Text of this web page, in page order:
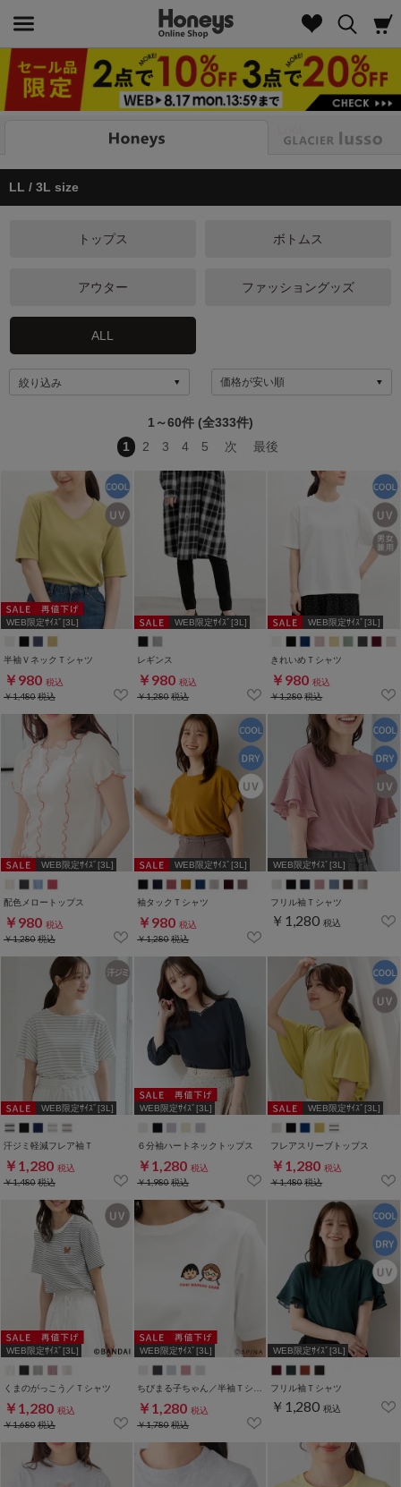
LL / 3L size
トップス ボトムス
アウター ファッショングッズ
ALL
絞り込み
1～60件 (全333件)
1
2 3 4 5 次 最後
WEB限定ｻｲｽﾞ[3L]
半袖ＶネックＴシャツ
￥980 税込
￥1,480税込
WEB限定ｻｲｽﾞ[3L]
レギンス
￥980 税込
￥1,280税込
WEB限定ｻｲｽﾞ[3L]
きれいめＴシャツ
￥980 税込
￥1,280税込
WEB限定ｻｲｽﾞ[3L]
配色メロートップス
￥980 税込
￥1,280税込
WEB限定ｻｲｽﾞ[3L]
袖タックＴシャツ
￥980 税込
￥1,280税込
WEB限定ｻｲｽﾞ[3L]
フリル袖Ｔシャツ
￥1,280 税込
WEB限定ｻｲｽﾞ[3L]
汗ジミ軽減フレア袖Ｔ
￥1,280 税込
￥1,480税込
WEB限定ｻｲｽﾞ[3L]
６分袖ハートネックトップス
￥1,280 税込
￥1,980税込
WEB限定ｻｲｽﾞ[3L]
フレアスリーブトップス
￥1,280 税込
￥1,480税込
WEB限定ｻｲｽﾞ[3L]
くまのがっこう／Ｔシャツ
￥1,280 税込
￥1,680税込
WEB限定ｻｲｽﾞ[3L]
ちびまる子ちゃん／半袖Ｔシャツ
￥1,280 税込
￥1,780税込
WEB限定ｻｲｽﾞ[3L]
フリル袖Ｔシャツ
￥1,280 税込